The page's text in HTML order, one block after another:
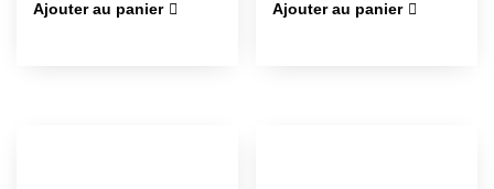
Ajouter au panier Ajouter au panier